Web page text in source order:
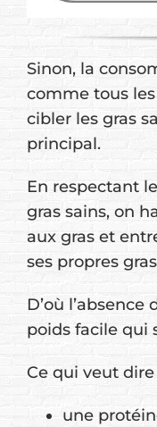
Sinon, la
comme tous
cibler les gras
principal.
En respectant
gras sains, on
aux gras et
ses propres
D’où
poids facile qui
Ce qui veut dire
une